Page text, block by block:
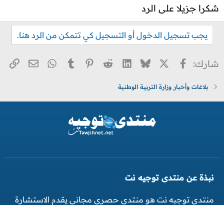
شكرا جزيلا على الرد
يجب تسجيل الدخول أو التسجيل كي تتمكن من الرد هنا.
شارك: فيسبوك
X
Bluesky
LinkedIn
Reddit
Pinterest
Tumblr
WhatsApp
البريد
بلاغات وأخبار وزارة التربية الوطنية
نبذة عن منتدى توجيه نت
منتدى توجبه نت هو منتدى حصري مجاني يقدم الاستشارة